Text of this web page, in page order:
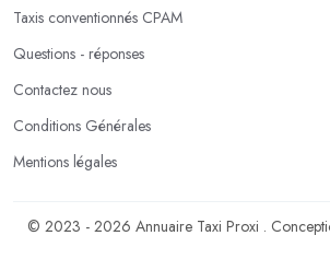
Taxis conventionnés CPAM
Questions - réponses
Contactez nous
Conditions Générales
Mentions légales
© 2023 - 2026 Annuaire Taxi Proxi .